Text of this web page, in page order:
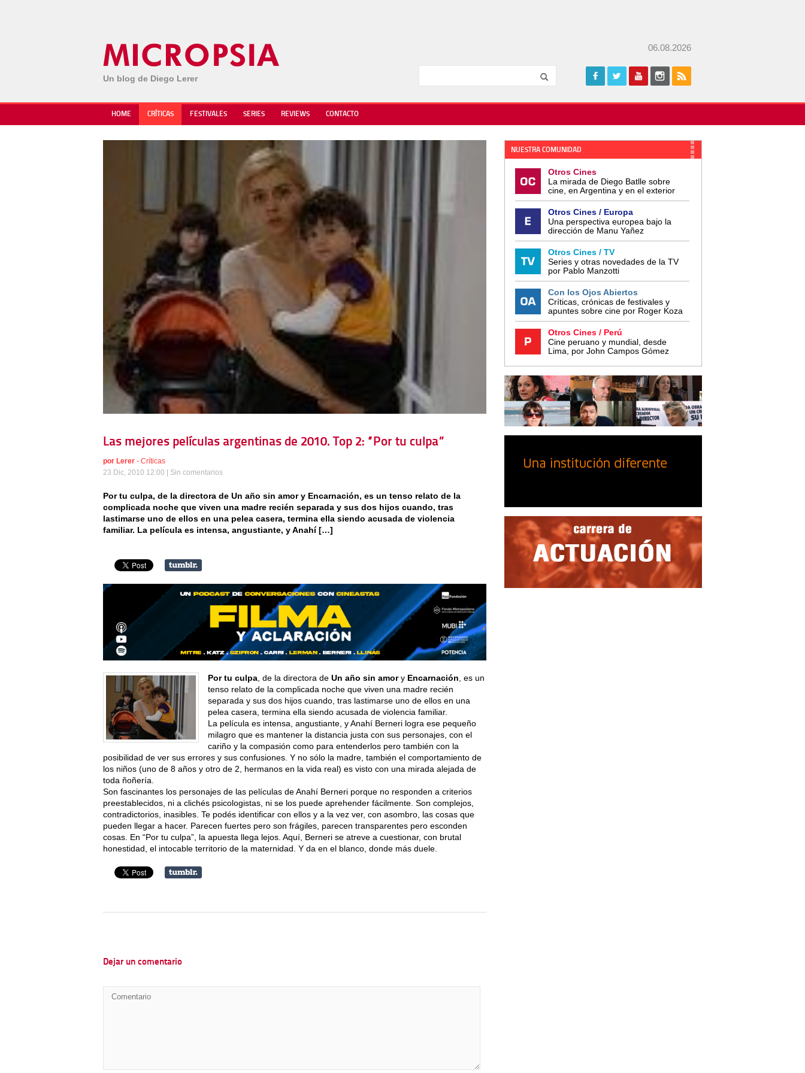
Un blog de Diego Lerer
06.08.2026
HOME CRÍTICAS FESTIVALES SERIES REVIEWS CONTACTO
Las mejores películas argentinas de 2010. Top 2: “Por tu culpa”
por Lerer - Críticas
23 Dic, 2010 12:00 | Sin comentarios
Por tu culpa, de la directora de Un año sin amor y Encarnación, es un tenso relato de la
complicada noche que viven una madre recién separada y sus dos hijos cuando, tras
lastimarse uno de ellos en una pelea casera, termina ella siendo acusada de violencia
familiar. La película es intensa, angustiante, y Anahí […]
Por tu culpa , de la directora de Un año sin amory Encarnación , es un
tenso relato de la complicada noche que viven una madre recién
separada y sus dos hijos cuando, tras lastimarse uno de ellos en una
pelea casera, termina ella siendo acusada de violencia familiar.
La película es intensa, angustiante, y Anahí Berneri logra ese pequeño
milagro que es mantener la distancia justa con sus personajes, con el
cariño y la compasión como para entenderlos pero también con la
posibilidad de ver sus errores y sus confusiones. Y no sólo la madre, también el comportamiento de
los niños (uno de 8 años y otro de 2, hermanos en la vida real) es visto con una mirada alejada de
toda ñoñería.
Son fascinantes los personajes de las películas de Anahí Berneri porque no responden a criterios
preestablecidos, ni a clichés psicologistas, ni se los puede aprehender fácilmente. Son complejos,
contradictorios, inasibles. Te podés identificar con ellos y a la vez ver, con asombro, las cosas que
pueden llegar a hacer. Parecen fuertes pero son frágiles, parecen transparentes pero esconden
cosas. En “Por tu culpa”, la apuesta llega lejos. Aquí, Berneri se atreve a cuestionar, con brutal
honestidad, el intocable territorio de la maternidad. Y da en el blanco, donde más duele.
Dejar un comentario
NUESTRA COMUNIDAD
Otros Cines
La mirada de Diego Batlle sobre
cine, en Argentina y en el exterior
Otros Cines / Europa
Una perspectiva europea bajo la
dirección de Manu Yañez
Otros Cines / TV
Series y otras novedades de la TV
por Pablo Manzotti
Con los Ojos Abiertos
Críticas, crónicas de festivales y
apuntes sobre cine por Roger Koza
Otros Cines / Perú
Cine peruano y mundial, desde
Lima, por John Campos Gómez